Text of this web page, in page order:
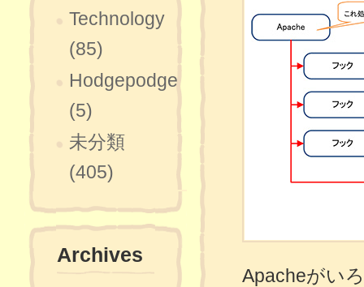
Apacheがい
Technology
(85)
Hodgepodge
(5)
未分類
(405)
Archives